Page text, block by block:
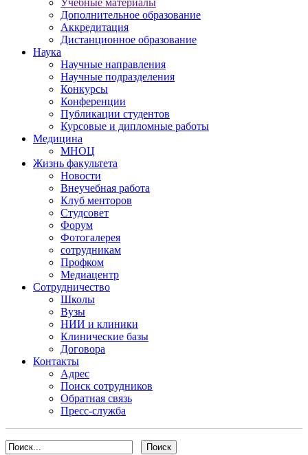
Учебные материалы
Дополнительное образование
Аккредитация
Дистанционное образование
Наука
Научные направления
Научные подразделения
Конкурсы
Конференции
Публикации студентов
Курсовые и дипломные работы
Медицина
МНОЦ
Жизнь факультета
Новости
Внеучебная работа
Клуб менторов
Студсовет
Форум
Фотогалерея
сотрудникам
Профком
Медиацентр
Сотрудничество
Школы
Вузы
НИИ и клиники
Клинические базы
Договора
Контакты
Адрес
Поиск сотрудников
Обратная связь
Пресс-служба